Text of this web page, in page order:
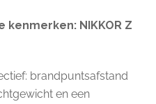
NIKKOR Z
brandpuntsafstand
en een